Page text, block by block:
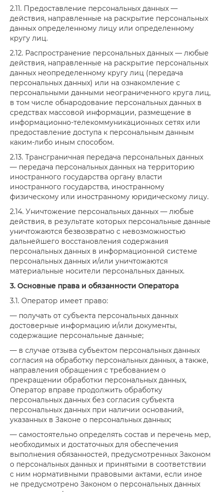
2.11. Предоставление персональных данных —
действия, направленные на раскрытие персональных
данных определенному лицу или определенному
кругу лиц.
2.12. Распространение персональных данных — любые
действия, направленные на раскрытие персональных
данных неопределенному кругу лиц (передача
персональных данных) или на ознакомление с
персональными данными неограниченного круга лиц,
в том числе обнародование персональных данных в
средствах массовой информации, размещение в
информационно-телекоммуникационных сетях или
предоставление доступа к персональным данным
каким-либо иным способом.
2.13. Трансграничная передача персональных данных
— передача персональных данных на территорию
иностранного государства органу власти
иностранного государства, иностранному
физическому или иностранному юридическому лицу.
2.14. Уничтожение персональных данных — любые
действия, в результате которых персональные данные
уничтожаются безвозвратно с невозможностью
дальнейшего восстановления содержания
персональных данных в информационной системе
персональных данных и/или уничтожаются
материальные носители персональных данных.
3. Основные права и обязанности Оператора
3.1. Оператор имеет право:
— получать от субъекта персональных данных
достоверные информацию и/или документы,
содержащие персональные данные;
— в случае отзыва субъектом персональных данных
согласия на обработку персональных данных, а также,
направления обращения с требованием о
прекращении обработки персональных данных,
Оператор вправе продолжить обработку
персональных данных без согласия субъекта
персональных данных при наличии оснований,
указанных в Законе о персональных данных;
— самостоятельно определять состав и перечень мер,
необходимых и достаточных для обеспечения
выполнения обязанностей, предусмотренных Законом
о персональных данных и принятыми в соответствии
с ним нормативными правовыми актами, если иное
не предусмотрено Законом о персональных данных